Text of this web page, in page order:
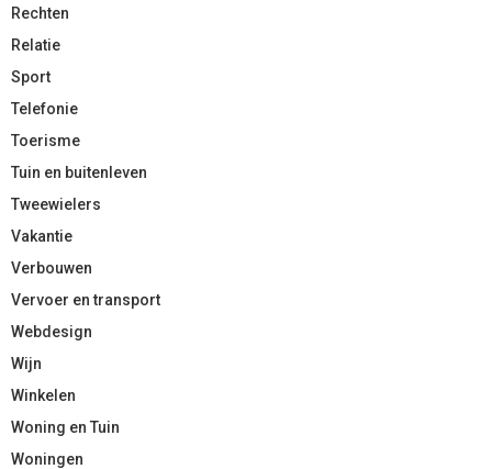
Rechten
Relatie
Sport
Telefonie
Toerisme
Tuin en buitenleven
Tweewielers
Vakantie
Verbouwen
Vervoer en transport
Webdesign
Wijn
Winkelen
Woning en Tuin
Woningen